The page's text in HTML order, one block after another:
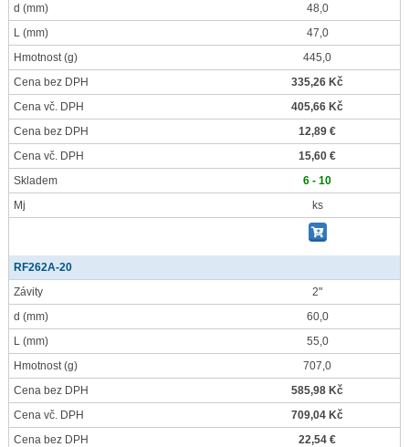
d (mm)
48,0
L (mm)
47,0
Hmotnost(g)
445,0
Cena bez DPH
335,26 Kč
Cena vč. DPH
405,66 Kč
Cena bez DPH
12,89 €
Cena vč. DPH
15,60 €
Skladem
6 - 10
Mj
ks
RF262A-20
Závity
2"
d (mm)
60,0
L (mm)
55,0
Hmotnost(g)
707,0
Cena bez DPH
585,98 Kč
Cena vč. DPH
709,04 Kč
Cena bez DPH
22,54 €